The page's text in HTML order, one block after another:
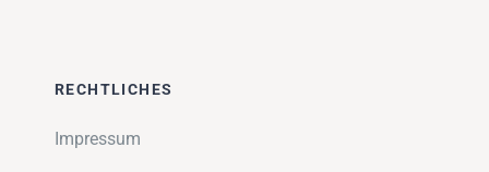
RECHTLICHES
Impressum